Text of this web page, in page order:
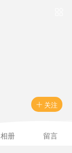
 关注
相册 留言